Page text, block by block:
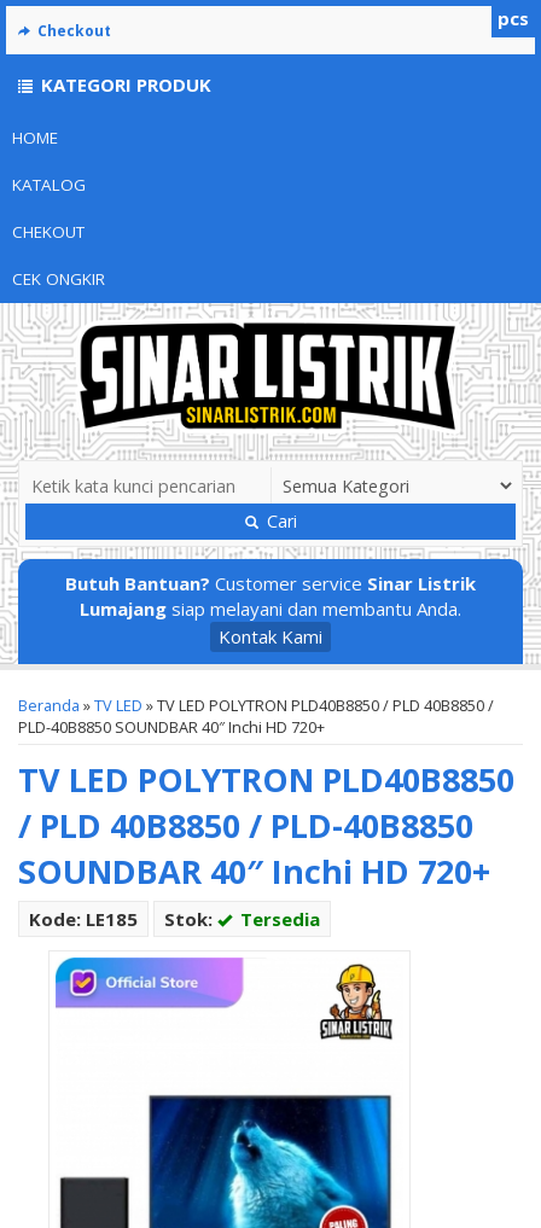
HOME
KATALOG
CHEKOUT
CEK ONGKIR
Cari
Butuh Bantuan? Customer service Sinar Listrik
Lumajang siap melayani dan membantu Anda.
Kontak Kami
Beranda »TV LED »TV LED POLYTRON PLD40B8850 / PLD 40B8850 /
PLD-40B8850 SOUNDBAR 40″ Inchi HD 720+
TV LED POLYTRON PLD40B8850
/ PLD 40B8850 / PLD-40B8850
SOUNDBAR 40″ Inchi HD 720+
Kode: LE185 Stok: Tersedia
pcs
Checkout
KATEGORI PRODUK